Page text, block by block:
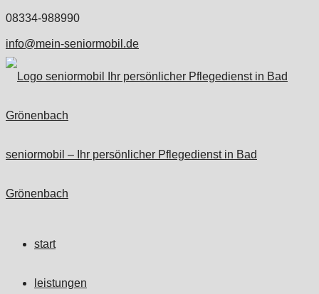
08334-988990
info@mein-seniormobil.de
seniormobil – Ihr persönlicher Pflegedienst in Bad
Grönenbach
start
leistungen